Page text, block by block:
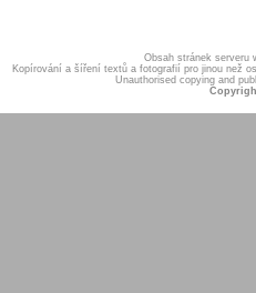
Obsah stránek serveru
Kopírování a šíření textů a fotografií pro jinou než
Unauthorised copying and